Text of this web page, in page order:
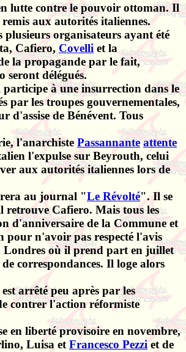
lutte contre le pouvoir ottoman. Il
aux autorités italiennes.
organisateurs ayant été
Cafiero,Covelli et la
la propagande par le fait,
seront délégués.
participe à une insurrection dans le
par les troupes gouvernementales,
d'assise de Bénévent. Tous
l'anarchiste Passannante attente
l'expulse sur Beyrouth, celui
aux autorités italiennes lors de
au journal "Le Révolté". Il se
retrouve Cafiero. Mais tous les
d'anniversaire de la Commune et
pour n'avoir pas respecté l'avis
Londres où il prend part en juillet
correspondances. Il loge alors
arrêté peu après par les
contrer l'action réformiste
en liberté provisoire en novembre,
Luisa et Francesco Pezziet de